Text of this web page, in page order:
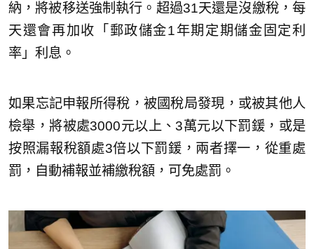
納，將被移送強制執行。超過31天還是沒繳稅，每
天還會再加收「郵政儲金1年期定期儲金固定利
率」利息。
如果忘記申報所得稅，被國稅局發現，或被其他人
檢舉，將被處3000元以上、3萬元以下罰鍰，或是
按照漏報稅額處3倍以下罰鍰，兩者擇一，從重處
罰，自動補報並補繳稅額，可免處罰。